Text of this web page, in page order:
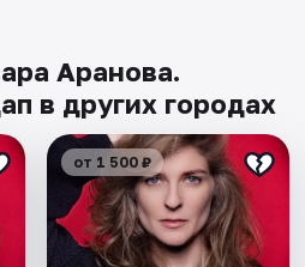
Аранова.
в других городах
от 1 500 ₽